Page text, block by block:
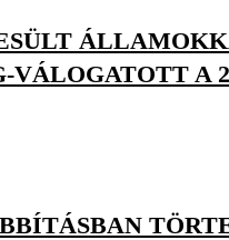
A